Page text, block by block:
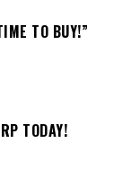
TO BUY!”
TODAY!